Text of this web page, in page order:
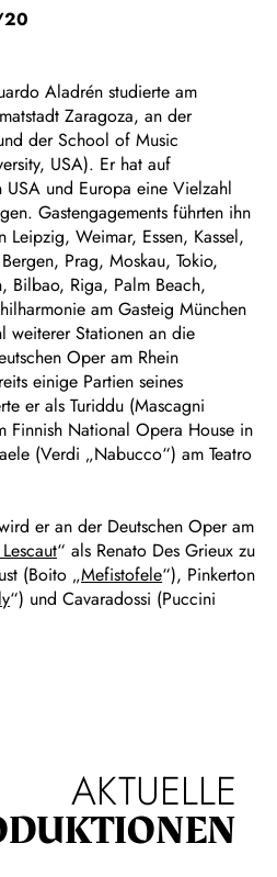
20
Aladrén studierte am
Zaragoza, an der
der School of Music
USA). Er hat auf
und Europa eine Vielzahl
Gastengagements führten ihn
Weimar, Essen, Kassel,
Prag, Moskau, Tokio,
Bilbao, Riga, Palm Beach,
am Gasteig München
weiterer Stationen an die
Oper am Rhein
einige Partien seines
er als Turiddu (Mascagni
Finnish National Opera House in
(Verdi „Nabucco“) am Teatro
er an der Deutschen Oper am
“ als Renato Des Grieux zu
(Boito „Mefistofele“), Pinkerton
“) und Cavaradossi (Puccini
AKTUELLE